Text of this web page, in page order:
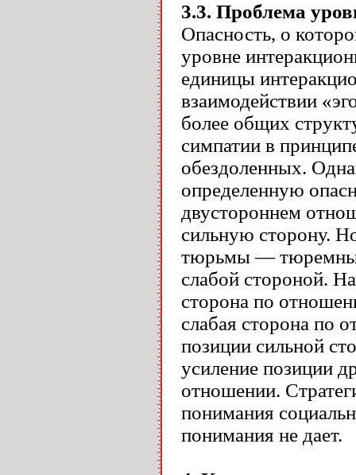
3.3. Проблема
Опасность, о
уровне
единицы
взаимодействии
более общих
симпатии в
обездоленных.
определенную
двустороннем
сильную сторону.
тюрьмы — тюремный
слабой стороной.
сторона по
слабая сторона по
позиции сильной
усиление позиции
отношении.
понимания
понимания не дает.